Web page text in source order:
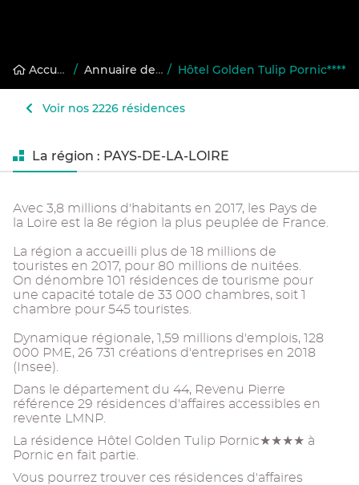
Accueil / Annuaire des résidences gérées / Hôtel Golden Tulip Pornic****
Voir nos 2226 résidences
La région : PAYS-DE-LA-LOIRE
Avec 3,8 millions d'habitants en 2017, les Pays de
la Loire est la 8e région la plus peuplée de France.
La région a accueilli plus de 18 millions de
touristes en 2017, pour 80 millions de nuitées.
On dénombre 101 résidences de tourisme pour
une capacité totale de 33 000 chambres, soit 1
chambre pour 545 touristes.
Dynamique régionale, 1,59 millions d'emplois, 128
000 PME, 26 731 créations d'entreprises en 2018
(Insee).
Dans le département du 44, Revenu Pierre
référence 29 résidences d'affaires accessibles en
revente LMNP.
La résidence Hôtel Golden Tulip Pornic★★★★ à
Pornic en fait partie.
Vous pourrez trouver ces résidences d'affaires